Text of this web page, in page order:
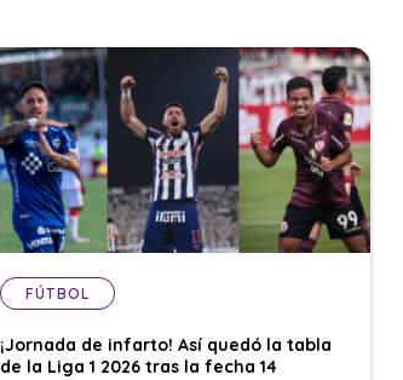
FÚTBOL
¡Jornada de infarto! Así quedó la tabla
de la Liga 1 2026 tras la fecha 14